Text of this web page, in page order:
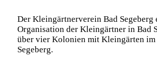
Der Kleingärtnerverein Bad Segeberg
Organisation der Kleingärtner in Bad
über vier Kolonien mit Kleingärten im
Segeberg.